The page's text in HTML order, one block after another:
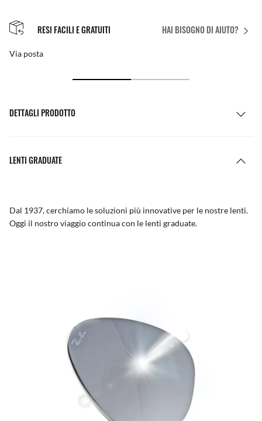
HAI BISOGNO DI AIUTO?
RESI FACILI E GRATUITI
Via posta
DETTAGLI PRODOTTO
LENTI GRADUATE
Dal 1937, cerchiamo le soluzioni più innovative per le nostre lenti.
Oggi il nostro viaggio continua con le lenti graduate.